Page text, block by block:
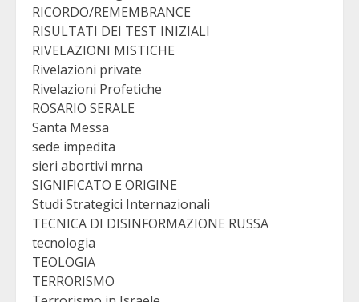
RICORDO/REMEMBRANCE
RISULTATI DEI TEST INIZIALI
RIVELAZIONI MISTICHE
Rivelazioni private
Rivelazioni Profetiche
ROSARIO SERALE
Santa Messa
sede impedita
sieri abortivi mrna
SIGNIFICATO E ORIGINE
Studi Strategici Internazionali
TECNICA DI DISINFORMAZIONE RUSSA
tecnologia
TEOLOGIA
TERRORISMO